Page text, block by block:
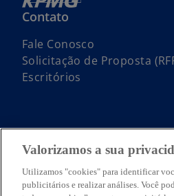
Contato
Fale Conosco
Solicitação de Proposta
Escritórios
© 2026 KPMG Auditores
International Limited, uma empresa
O nome KPMG e o seu logotipo são
Valorizamos a sua
Utilizamos "cookies" para identificar
publicitários e realizar análises. Você